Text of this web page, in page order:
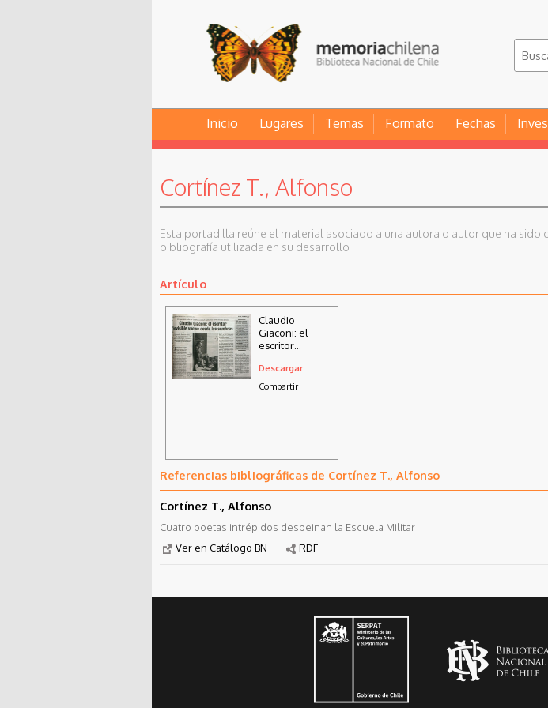
Inicio Lugares Temas Formato Fechas
Cortínez T., Alfonso
Esta portadilla reúne el material asociado a una autora o autor que ha
bibliografía utilizada en su desarrollo.
Artículo
Claudio
Giaconi: el
escritor
desde las
sombras
Descargar
Compartir
Referencias bibliográficas de Cortínez T., Alfonso
Cortínez T., Alfonso
Cuatro poetas intrépidos despeinan la Escuela Militar
Ver en Catálogo BN
RDF